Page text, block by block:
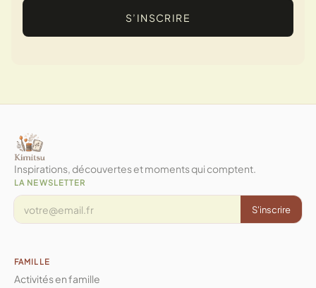
S’INSCRIRE
Inspirations, découvertes et moments qui comptent.
LA NEWSLETTER
S'inscrire
FAMILLE
Activités en famille